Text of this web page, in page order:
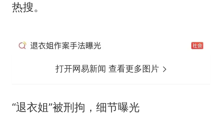
热搜。
打开网易新闻 查看更多图片
“退衣姐”被刑拘，细节曝光